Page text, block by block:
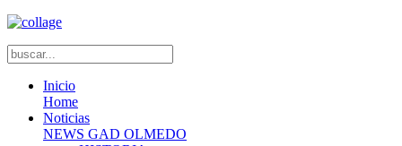
Inicio
Home
Noticias
NEWS GAD OLMEDO